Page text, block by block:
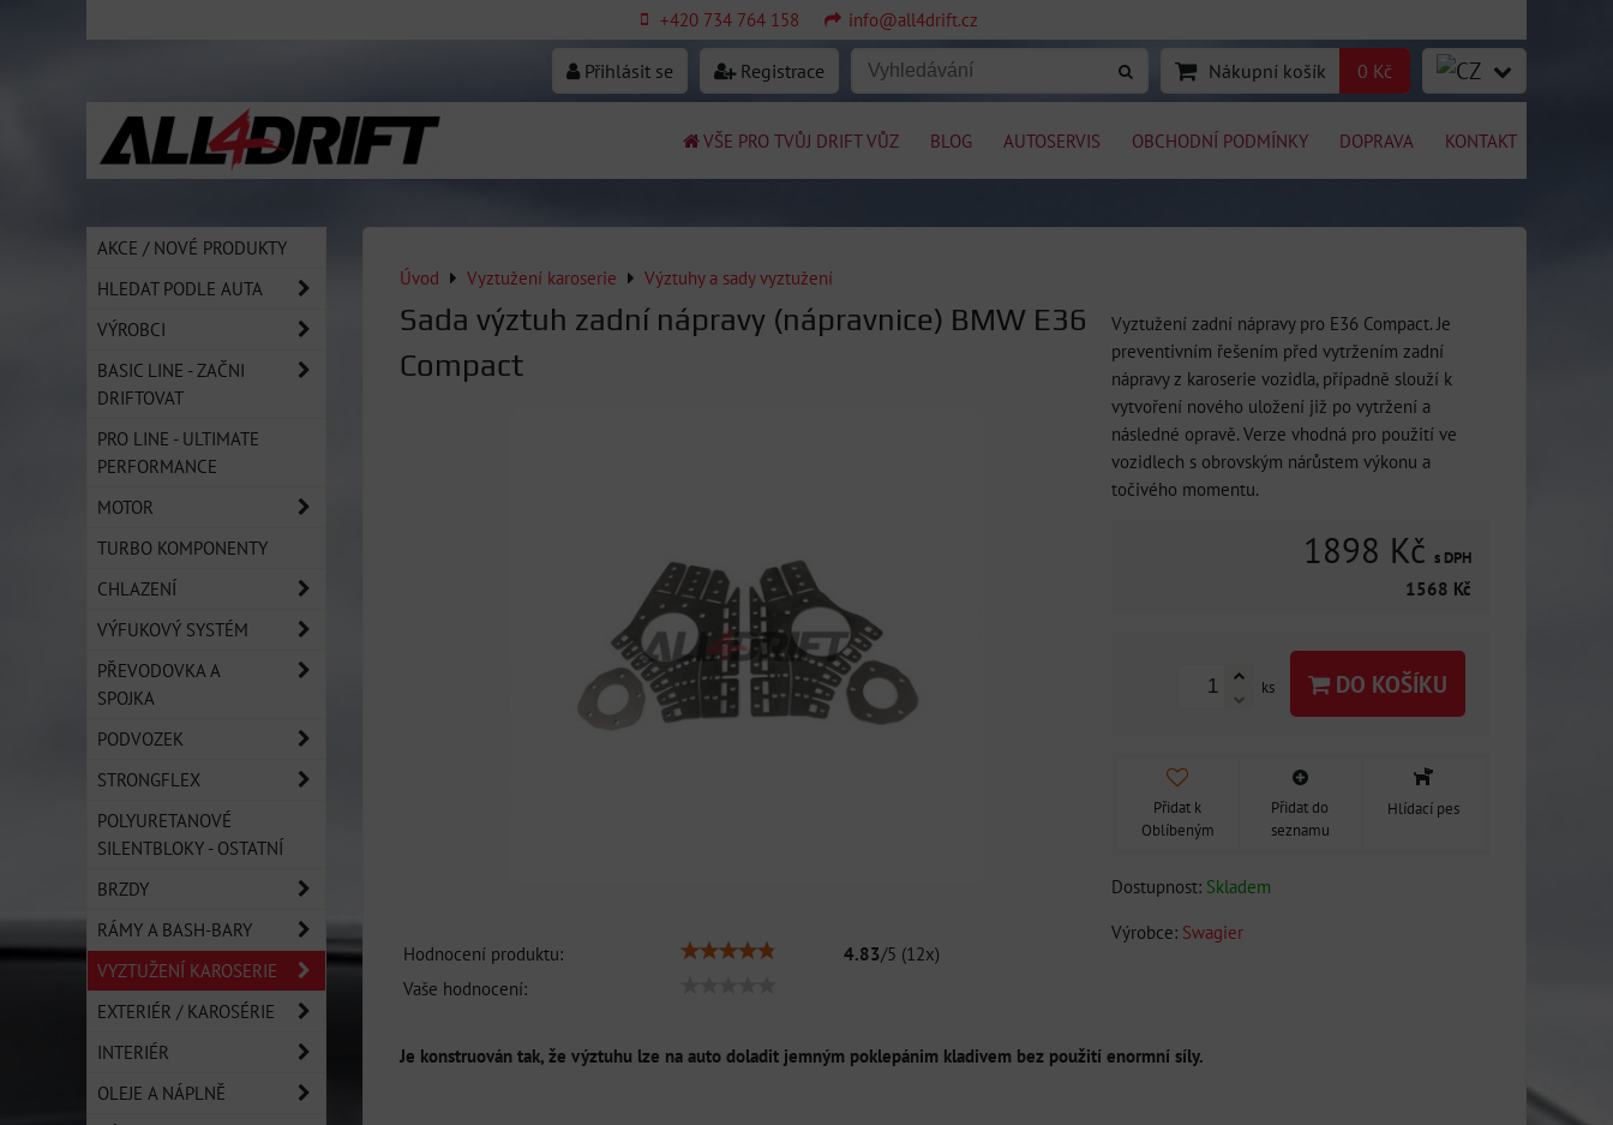
+420 734 764 158 info@all4drift.cz
Přihlásit se Registrace Nákupní košík 0 Kč
VŠE PRO TVŮJ DRIFT VŮZ BLOG AUTOSERVIS OBCHODNÍ PODMÍNKY DOPRAVA KONTAKT
Úvod Vyztužení karoserie Výztuhy a sady vyztužení
Sada výztuh zadní nápravy (nápravnice) BMW E36
Compact
Hodnocení produktu: 4.83/5 (12x)
Vaše hodnocení:
Vyztužení zadní nápravy pro E36 Compact. Je
preventivním řešením před vytržením zadní
nápravy z karoserie vozidla, případně slouží k
vytvoření nového uložení již po vytržení a
následné opravě. Verze vhodná pro použití ve
vozidlech s obrovským nárůstem výkonu a
točivého momentu.
1898 Kč s DPH
1568 Kč
ks DO KOŠÍKU
Přidat k
Oblíbeným
Přidat do
seznamu
Hlídací pes
Dostupnost: Skladem
Výrobce: Swagier
Je konstruován tak, že výztuhu lze na auto doladit jemným poklepánim kladivem bez použití enormní síly.
AKCE / NOVÉ PRODUKTY
HLEDAT PODLE AUTA
VÝROBCI
BASIC LINE - ZAČNI
DRIFTOVAT
PRO LINE - ULTIMATE
PERFORMANCE
MOTOR
TURBO KOMPONENTY
CHLAZENÍ
VÝFUKOVÝ SYSTÉM
PŘEVODOVKA A
SPOJKA
PODVOZEK
STRONGFLEX
POLYURETANOVÉ
SILENTBLOKY - OSTATNÍ
BRZDY
RÁMY A BASH-BARY
VYZTUŽENÍ KAROSERIE
EXTERIÉR / KAROSÉRIE
INTERIÉR
OLEJE A NÁPLNĚ